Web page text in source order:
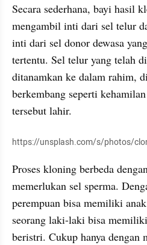
Secara sederhana, bayi hasil
mengambil inti dari sel telur
inti dari sel donor dewasa
tertentu. Sel telur yang telah
ditanamkan ke dalam rahim,
berkembang seperti
tersebut lahir.
https://unsplash.com/s/photos/
Proses kloning berbeda
memerlukan sel sperma.
perempuan bisa memiliki
seorang laki-laki bisa
beristri. Cukup hanya dengan